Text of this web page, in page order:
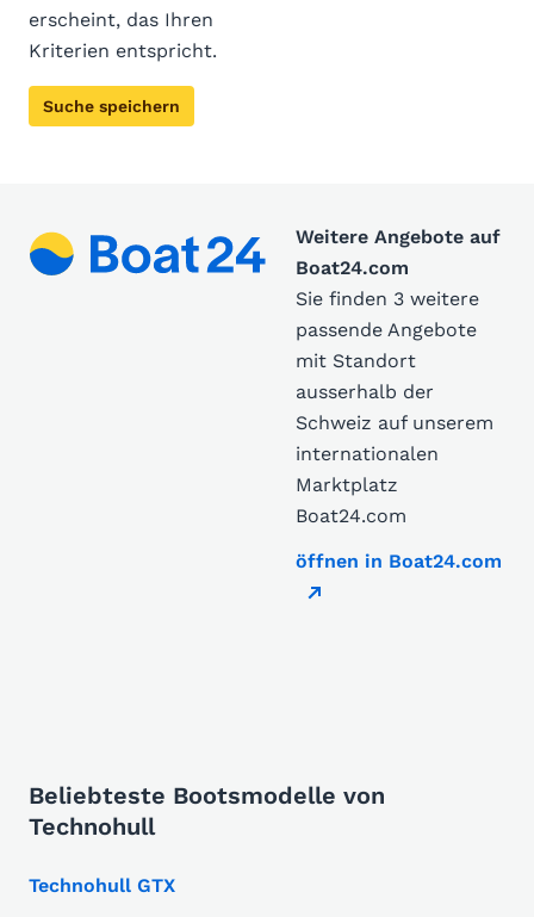
erscheint, das Ihren
Kriterien entspricht.
Suche speichern
Weitere Angebote auf
Boat24.com
Sie finden 3 weitere
passende Angebote
mit Standort
ausserhalb der
Schweiz auf unserem
internationalen
Marktplatz
Boat24.com
öffnen in Boat24.com
Beliebteste Bootsmodelle von
Technohull
Technohull GTX